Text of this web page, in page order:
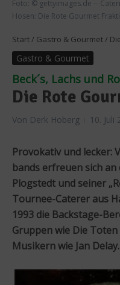
Foto: © gettyimages.de --
Hosen: Die Rote Gourmet
Start / Gastro & Gourmet /
Gastro & Gourmet
Beck´s, Lachs und
Die Rote
Von Derk Hoberg 10. Juli
Provokativ und lecker:
bands erfreuen sich
Plogstedt und seiner
Tournee-Caterer aus
1993 die Backstage-
Gruppen wie Die
Musikern wie Jan Delay.